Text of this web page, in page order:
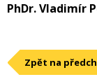
PhDr. Vladimír
Zpět na